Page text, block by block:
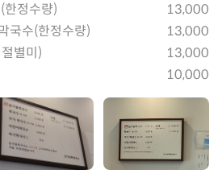
한정수량)
13,000
국수(한정수량)
13,000
별미)
13,000
10,000